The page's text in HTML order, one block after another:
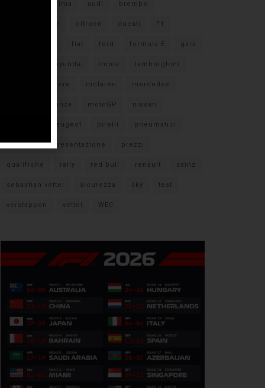
anteprima audi brembo
caratteristiche citroen ducati F1
fiat ford formula E gara
hyundai imola lamborghini
libere mclaren mercedes
monza motoGP nissan
peugeot pirelli pneumatici
porsche presentazione prezzi
qualifiche rally red bull renault sainz
sebastian vettel sicurezza sky test
verstappen vettel WEC